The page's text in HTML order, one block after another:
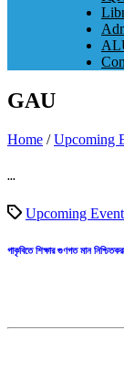
GAU
Home /Upcoming
...
Upcoming
গাকৃবিতে শিক্ষার গুণগত মান